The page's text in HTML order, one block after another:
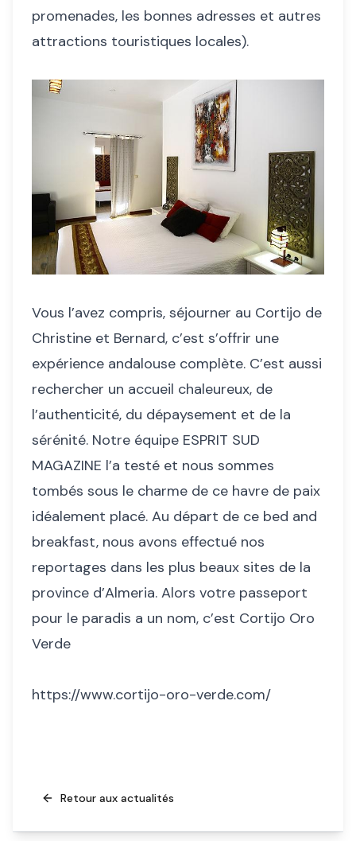
promenades, les bonnes adresses et autres
attractions touristiques locales).
Vous l’avez compris, séjourner au Cortijo de
Christine et Bernard, c’est s’offrir une
expérience andalouse complète. C’est aussi
rechercher un accueil chaleureux, de
l’authenticité, du dépaysement et de la
sérénité. Notre équipe ESPRIT SUD
MAGAZINE l’a testé et nous sommes
tombés sous le charme de ce havre de paix
idéalement placé. Au départ de ce bed and
breakfast, nous avons effectué nos
reportages dans les plus beaux sites de la
province d’Almeria. Alors votre passeport
pour le paradis a un nom, c’est Cortijo Oro
Verde
https://www.cortijo-oro-verde.com/
Retour aux actualités